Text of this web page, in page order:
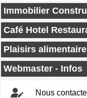
Immobilier
Café Hotel
Plaisirs
Webmaster - Infos
Nous